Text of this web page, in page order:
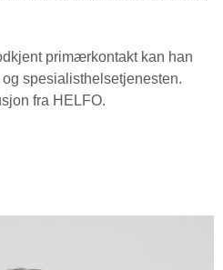
primærkontakt kan han
spesialisthelsetjenesten.
fra HELFO.